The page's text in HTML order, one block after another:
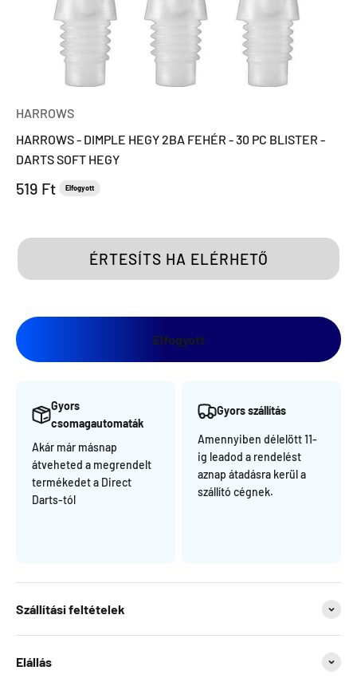
HARROWS
HARROWS - DIMPLE HEGY 2BA FEHÉR - 30 PC BLISTER -
DARTS SOFT HEGY
Eladási ár
519 Ft Elfogyott
ÉRTESÍTS HA ELÉRHETŐ
Elfogyott
Gyors
csomagautomaták
Akár már másnap
átveheted a megrendelt
termékedet a Direct
Darts-tól
Gyors szállítás
Amennyiben délelött 11-
ig leadod a rendelést
aznap átadásra kerül a
szállító cégnek.
Szállítási feltételek
Elállás